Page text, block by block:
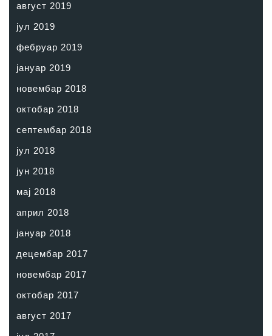
август 2019
јул 2019
фебруар 2019
јануар 2019
новембар 2018
октобар 2018
септембар 2018
јул 2018
јун 2018
мај 2018
април 2018
јануар 2018
децембар 2017
новембар 2017
октобар 2017
август 2017